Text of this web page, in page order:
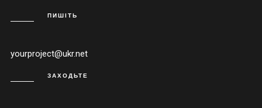
ПИШІТЬ
yourproject@ukr.net
ЗАХОДЬТЕ